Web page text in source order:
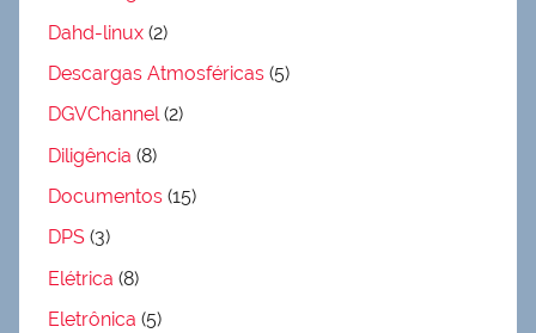
Dahd-linux (2)
Descargas Atmosféricas (5)
DGVChannel(2)
Diligência (8)
Documentos (15)
DPS (3)
Elétrica (8)
Eletrônica (5)